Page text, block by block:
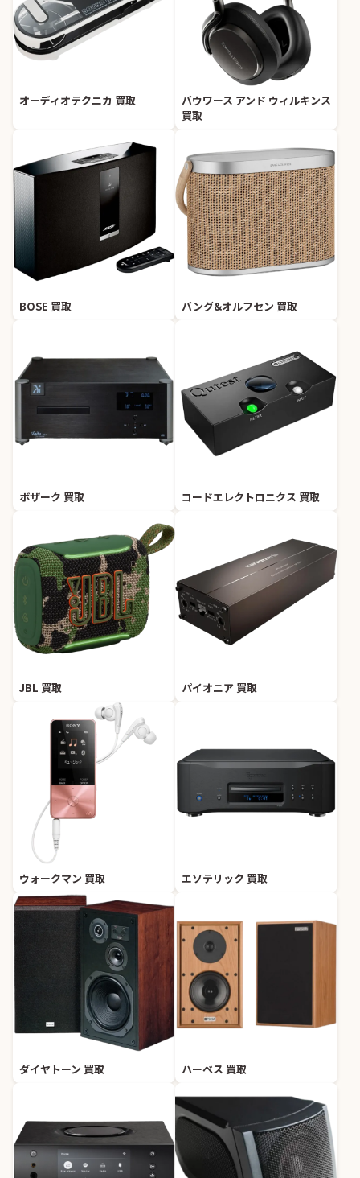
オーディオテクニカ 買取
バウワース アンド ウィルキンス
買取
BOSE 買取 バング&オルフセン 買取
ボザーク 買取 コードエレクトロニクス 買取
JBL 買取 パイオニア 買取
ウォークマン 買取 エソテリック 買取
ダイヤトーン 買取 ハーベス 買取